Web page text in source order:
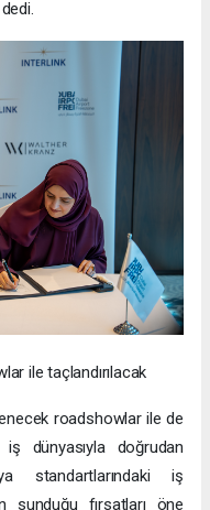
ile taçlandırılacak
roadshowlar ile de
dünyasıyla doğrudan
standartlarındaki iş
sunduğu fırsatları öne